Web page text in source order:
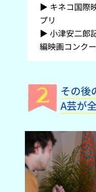
▶ ︎キネコ国際
プリ
▶ 小津安二郎
編映画コンク
その後
A芸が